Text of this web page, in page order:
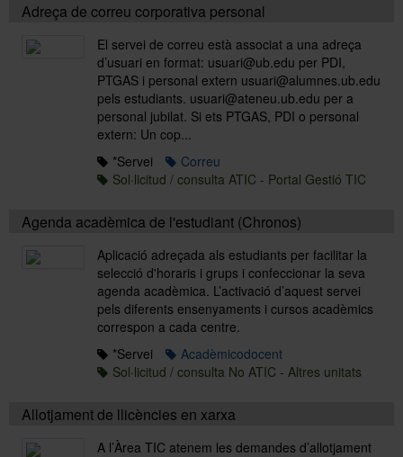
Adreça de correu corporativa personal
El servei de correu està associat a una adreça
d’usuari en format: usuari@ub.edu per PDI,
PTGAS i personal extern usuari@alumnes.ub.edu
pels estudiants. usuari@ateneu.ub.edu per a
personal jubilat. Si ets PTGAS, PDI o personal
extern: Un cop...
*Servei
Correu
Sol·licitud / consulta ATIC - Portal Gestió TIC
Agenda acadèmica de l'estudiant (Chronos)
Aplicació adreçada als estudiants per facilitar la
selecció d'horaris i grups i confeccionar la seva
agenda acadèmica. L’activació d’aquest servei
pels diferents ensenyaments i cursos acadèmics
correspon a cada centre.
*Servei
Acadèmicodocent
Sol·licitud / consulta No ATIC - Altres unitats
Allotjament de llicències en xarxa
A l’Àrea TIC atenem les demandes d’allotjament